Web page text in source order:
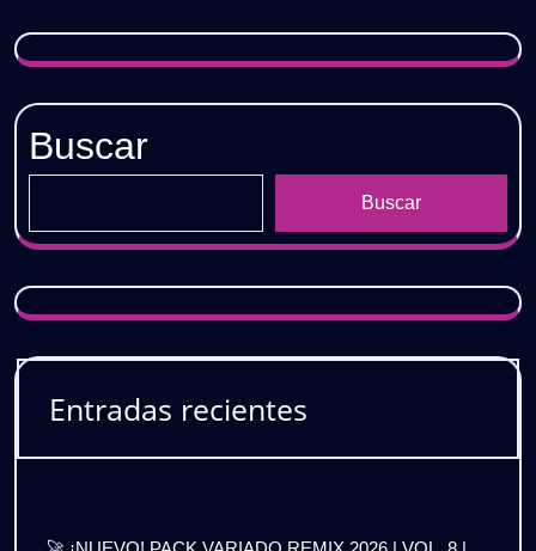
𝐆𝐑𝐀𝐓𝐈𝐒
Buscar
Buscar
Entradas recientes